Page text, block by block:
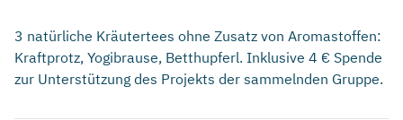
3 natürliche Kräutertees ohne Zusatz von Aromastoffen:
Kraftprotz, Yogibrause, Betthupferl. Inklusive 4 € Spende
zur Unterstützung des Projekts der sammelnden Gruppe.